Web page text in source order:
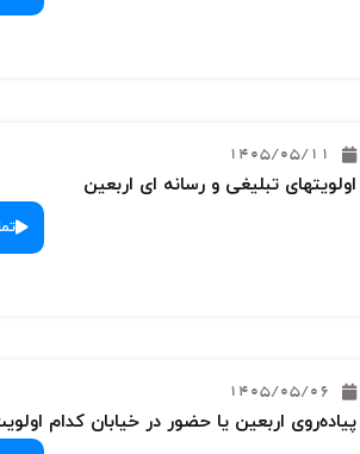
1405/05/11
اولویتهای تبلیغی و رسانه ای اربعین
1405/05/06
پیاده‌روی اربعین یا حضور در خیابان کدام